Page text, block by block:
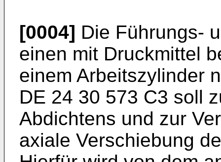
[0004] Die Führungs-
einen mit Druckmittel
einem Arbeitszylinder
DE 24 30 573 C3 soll
Abdichtens und zur
axiale Verschiebung